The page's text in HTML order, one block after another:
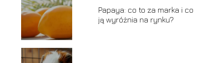
Papaya: co to za marka i co
ją wyróżnia na rynku?